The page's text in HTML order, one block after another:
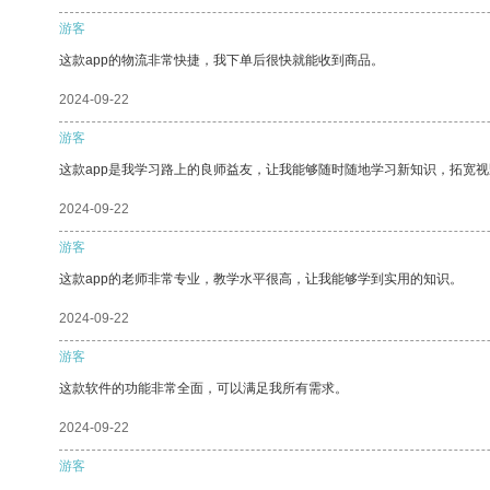
游客
这款app的物流非常快捷，我下单后很快就能收到商品。
2024-09-22
游客
这款app是我学习路上的良师益友，让我能够随时随地学习新知识，拓宽
2024-09-22
游客
这款app的老师非常专业，教学水平很高，让我能够学到实用的知识。
2024-09-22
游客
这款软件的功能非常全面，可以满足我所有需求。
2024-09-22
游客